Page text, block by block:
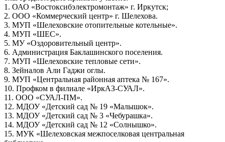
1. ОАО «Востоксибэлектромонтаж» г. Иркутск;
2. ООО «Коммерческий центр» г. Шелехова.
3. МУП «Шелеховские отопительные котельные».
4. МУП «ШЕС».
5. МУ «Оздоровительный центр».
6. Администрация Баклашинского поселения.
7. МУП «Шелеховские тепловые сети».
8. Зейналов Али Гаджи оглы.
9. МУП «Центральная районная аптека № 167».
10. Профком в филиале «ИркАЗ-СУАЛ».
11. ООО «СУАЛ-ПМ».
12. МДОУ «Детский сад № 19 «Малышок».
13. МДОУ «Детский сад № 3 «Чебурашка».
14. МДОУ «Детский сад № 12 «Солнышко».
15. МУК «Шелеховская межпоселковая центральная